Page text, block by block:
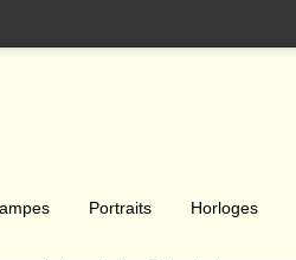
Portraits Horloges